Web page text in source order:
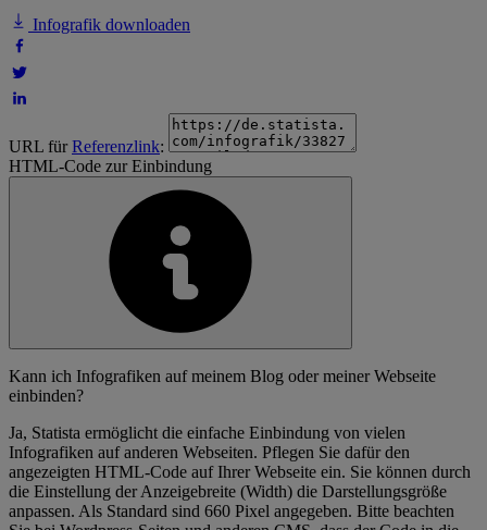
Infografik downloaden
URL fürReferenzlink:
HTML-Code zur Einbindung
Kann ich Infografiken auf meinem Blog oder meiner Webseite
einbinden?
Ja, Statista ermöglicht die einfache Einbindung von vielen
Infografiken auf anderen Webseiten. Pflegen Sie dafür den
angezeigten HTML-Code auf Ihrer Webseite ein. Sie können durch
die Einstellung der Anzeigebreite (Width) die Darstellungsgröße
anpassen. Als Standard sind 660 Pixel angegeben. Bitte beachten